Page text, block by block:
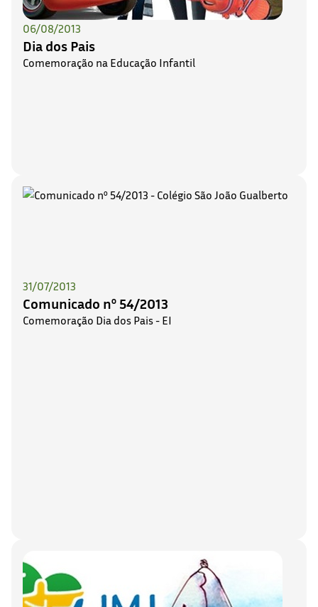
06/08/2013
Dia dos Pais
Comemoração na Educação Infantil
31/07/2013
Comunicado nº 54/2013
Comemoração Dia dos Pais - EI